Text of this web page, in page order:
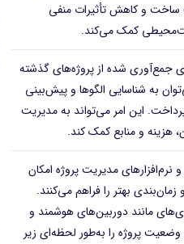
و کاهش تأثیرات منفی
کمک می‌کند.
جمع‌آوری شده از پروژه‌های گذشته
به شناسایی الگوها و پیش‌بینی
این امر می‌تواند به مدیریت
هزینه و منابع کمک کند.
و نرم‌افزارهای مدیریت پروژه امکان
بهتر را فراهم می‌کنند.
مانند دوربین‌های هوشمند و
پروژه را به‌طور لحظه‌ای زیر